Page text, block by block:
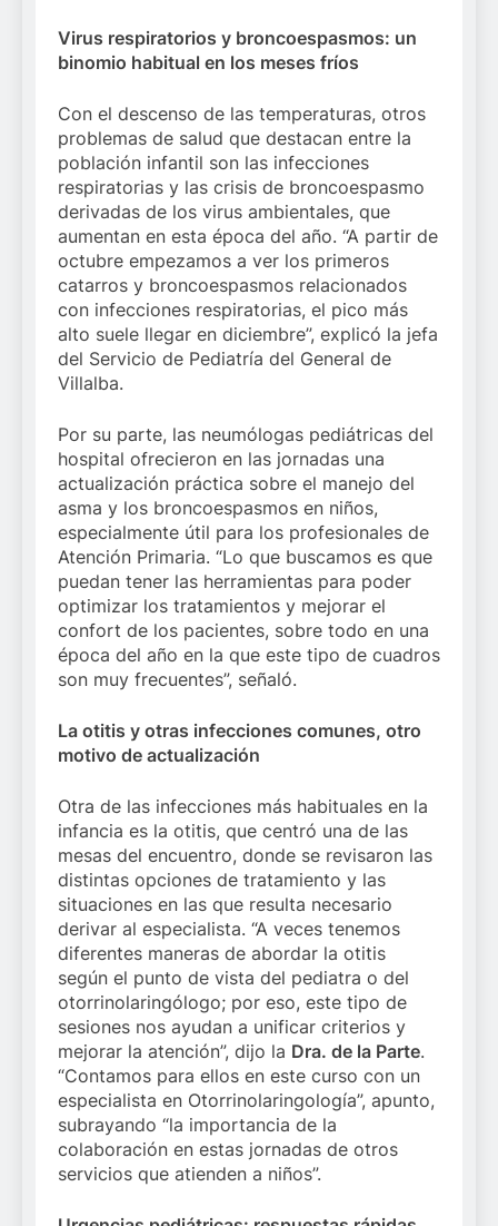
Virus respiratorios y broncoespasmos: un
binomio habitual en los meses fríos
Con el descenso de las temperaturas, otros
problemas de salud que destacan entre la
población infantil son las infecciones
respiratorias y las crisis de broncoespasmo
derivadas de los virus ambientales, que
aumentan en esta época del año. “A partir de
octubre empezamos a ver los primeros
catarros y broncoespasmos relacionados
con infecciones respiratorias, el pico más
alto suele llegar en diciembre”, explicó la jefa
del Servicio de Pediatría del General de
Villalba.
Por su parte, las neumólogas pediátricas del
hospital ofrecieron en las jornadas una
actualización práctica sobre el manejo del
asma y los broncoespasmos en niños,
especialmente útil para los profesionales de
Atención Primaria. “Lo que buscamos es que
puedan tener las herramientas para poder
optimizar los tratamientos y mejorar el
confort de los pacientes, sobre todo en una
época del año en la que este tipo de cuadros
son muy frecuentes”, señaló.
La otitis y otras infecciones comunes, otro
motivo de actualización
Otra de las infecciones más habituales en la
infancia es la otitis, que centró una de las
mesas del encuentro, donde se revisaron las
distintas opciones de tratamiento y las
situaciones en las que resulta necesario
derivar al especialista. “A veces tenemos
diferentes maneras de abordar la otitis
según el punto de vista del pediatra o del
otorrinolaringólogo; por eso, este tipo de
sesiones nos ayudan a unificar criterios y
mejorar la atención”, dijo la Dra. de la Parte.
“Contamos para ellos en este curso con un
especialista en Otorrinolaringología”, apunto,
subrayando “la importancia de la
colaboración en estas jornadas de otros
servicios que atienden a niños”.